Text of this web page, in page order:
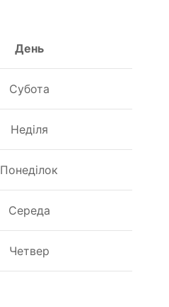
День
Субота
Неділя
Понеділок
Середа
Четвер